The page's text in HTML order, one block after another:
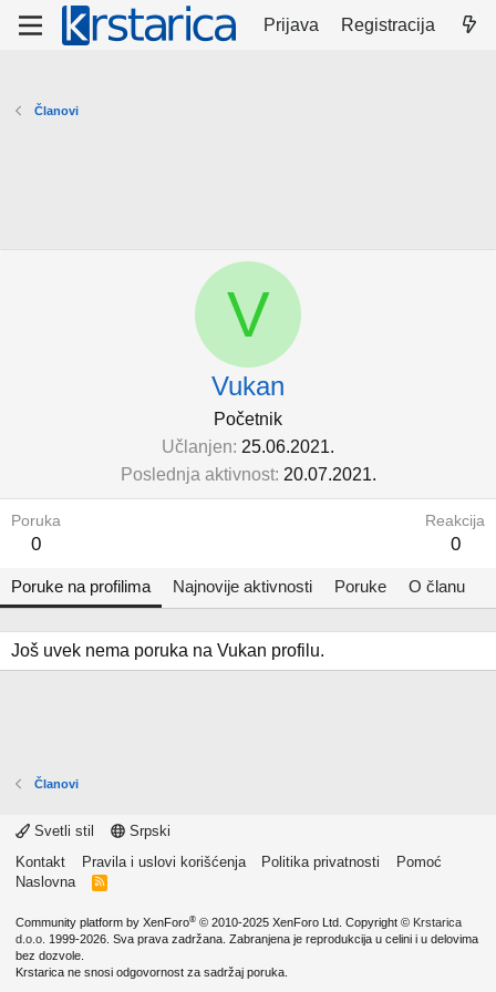
Prijava Registracija
Članovi
V
Vukan
Početnik
Učlanjen 25.06.2021.
Poslednja aktivnost 20.07.2021.
Poruka
0
Reakcija
0
Poruke na profilima Najnovije aktivnosti Poruke O članu
Još uvek nema poruka na Vukan profilu.
Članovi
Svetli stil
Srpski
Kontakt
Pravila i uslovi korišćenja Politika privatnosti
Pomoć
Naslovna
R
Community platform by XenForo® © 2010-2025 XenForo Ltd. Copyright © Krstarica
d.o.o. 1999-2026. Sva prava zadržana. Zabranjena je reprodukcija u celini i u delovima
bez dozvole.
Krstarica ne snosi odgovornost za sadržaj poruka.